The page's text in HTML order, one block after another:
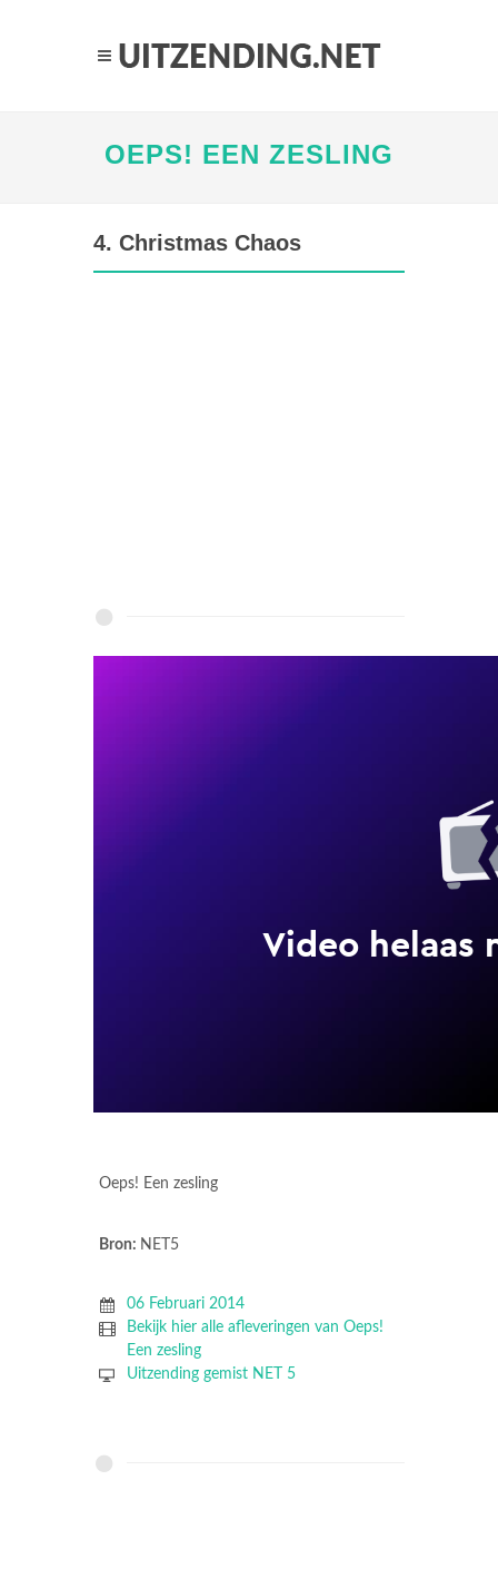
OEPS! EEN ZESLING
4. Christmas Chaos
Oeps! Een zesling
Bron: NET5
06 Februari 2014
Bekijk hier alle afleveringen van Oeps!
Een zesling
Uitzending gemist NET 5